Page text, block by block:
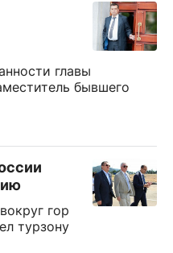
главы
бывшего
гор
турзону